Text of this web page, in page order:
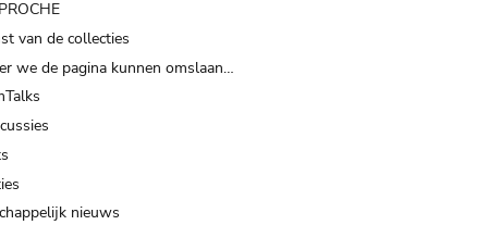
van de collecties
we de pagina kunnen omslaan…
nieuws